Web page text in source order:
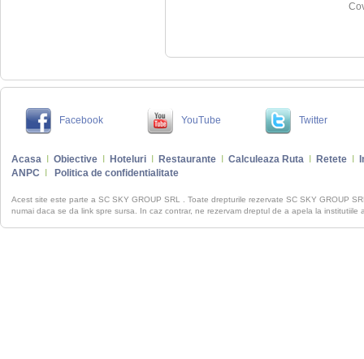
Facebook YouTube Twitter
Acasa Obiective Hoteluri Restaurante Calculeaza Ruta Retete
ANPC
Politica de confidentialitate
Acest site este parte a SC SKY GROUP SRL . Toate drepturile rezervate SC SKY GROUP
numai daca se da link spre sursa. In caz contrar, ne rezervam dreptul de a apela la institutiile